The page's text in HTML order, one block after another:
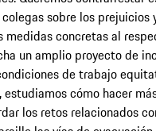
sobre los prejuicios
concretas al
un amplio proyecto de
de trabajo
cómo hacer
los retos relacionados